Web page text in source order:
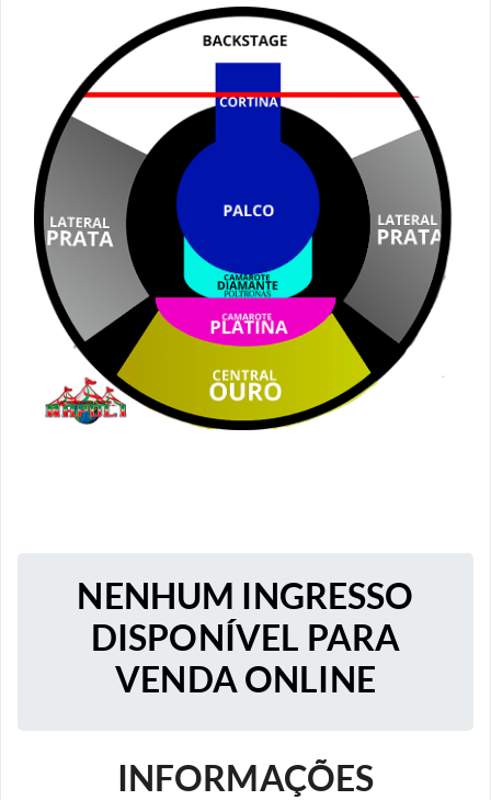
NENHUM INGRESSO
DISPONÍVEL PARA
VENDA ONLINE
INFORMAÇÕES